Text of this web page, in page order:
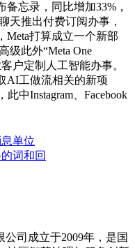
忘录，同比增加33%，
天推出付费订阅办事，
Meta打算成立一个新部
级此外“Meta One
户定制人工智能办事。
AI工做流相关的新项
中Instagram、Facebook
单位
词和回
司成立于2009年，是国